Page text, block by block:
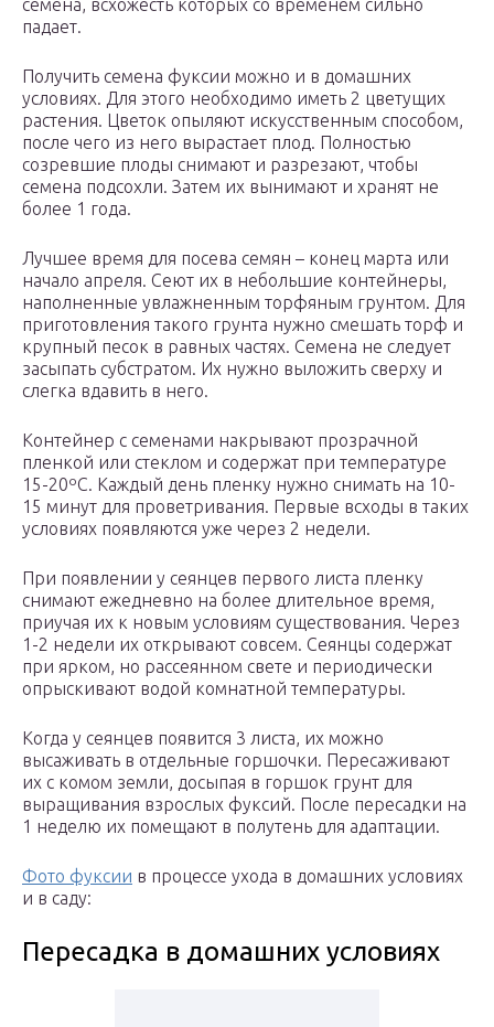
семена, всхожесть которых со временем сильно
падает.
Получить семена фуксии можно и в домашних
условиях. Для этого необходимо иметь 2 цветущих
растения. Цветок опыляют искусственным способом,
после чего из него вырастает плод. Полностью
созревшие плоды снимают и разрезают, чтобы
семена подсохли. Затем их вынимают и хранят не
более 1 года.
Лучшее время для посева семян – конец марта или
начало апреля. Сеют их в небольшие контейнеры,
наполненные увлажненным торфяным грунтом. Для
приготовления такого грунта нужно смешать торф и
крупный песок в равных частях. Семена не следует
засыпать субстратом. Их нужно выложить сверху и
слегка вдавить в него.
Контейнер с семенами накрывают прозрачной
пленкой или стеклом и содержат при температуре
15-20ºС. Каждый день пленку нужно снимать на 10-
15 минут для проветривания. Первые всходы в таких
условиях появляются уже через 2 недели.
При появлении у сеянцев первого листа пленку
снимают ежедневно на более длительное время,
приучая их к новым условиям существования. Через
1-2 недели их открывают совсем. Сеянцы содержат
при ярком, но рассеянном свете и периодически
опрыскивают водой комнатной температуры.
Когда у сеянцев появится 3 листа, их можно
высаживать в отдельные горшочки. Пересаживают
их с комом земли, досыпая в горшок грунт для
выращивания взрослых фуксий. После пересадки на
1 неделю их помещают в полутень для адаптации.
Фото фуксии в процессе ухода в домашних условиях
и в саду:
Пересадка в домашних условиях